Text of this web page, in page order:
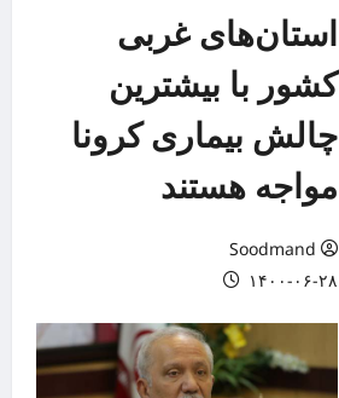
استان‌های غربی
کشور با بیشترین
چالش بیماری کرونا
مواجه هستند
Soodmand
۱۴۰۰-۰۶-۲۸